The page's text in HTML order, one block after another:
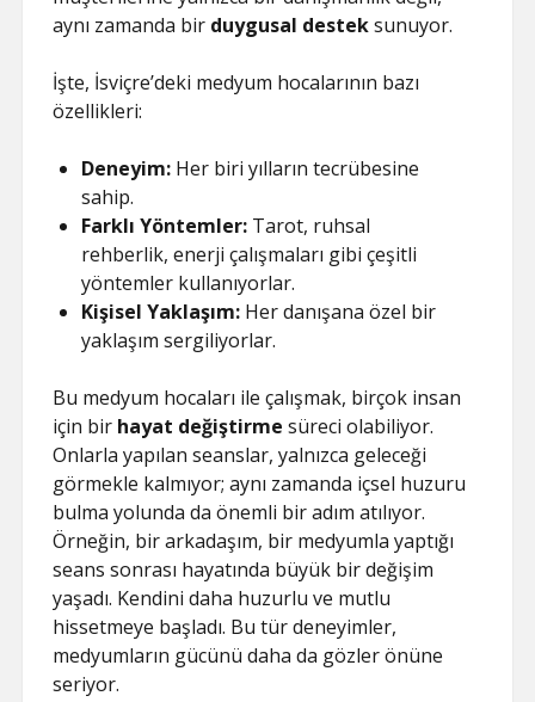
aynı zamanda bir duygusal desteksunuyor.
İşte, İsviçre’deki medyum hocalarının bazı
özellikleri:
Deneyim: Her biri yılların tecrübesine
sahip.
Farklı Yöntemler: Tarot, ruhsal
rehberlik, enerji çalışmaları gibi çeşitli
yöntemler kullanıyorlar.
Kişisel Yaklaşım: Her danışana özel bir
yaklaşım sergiliyorlar.
Bu medyum hocaları ile çalışmak, birçok insan
için bir hayat değiştirme süreci olabiliyor.
Onlarla yapılan seanslar, yalnızca geleceği
görmekle kalmıyor; aynı zamanda içsel huzuru
bulma yolunda da önemli bir adım atılıyor.
Örneğin, bir arkadaşım, bir medyumla yaptığı
seans sonrası hayatında büyük bir değişim
yaşadı. Kendini daha huzurlu ve mutlu
hissetmeye başladı. Bu tür deneyimler,
medyumların gücünü daha da gözler önüne
seriyor.